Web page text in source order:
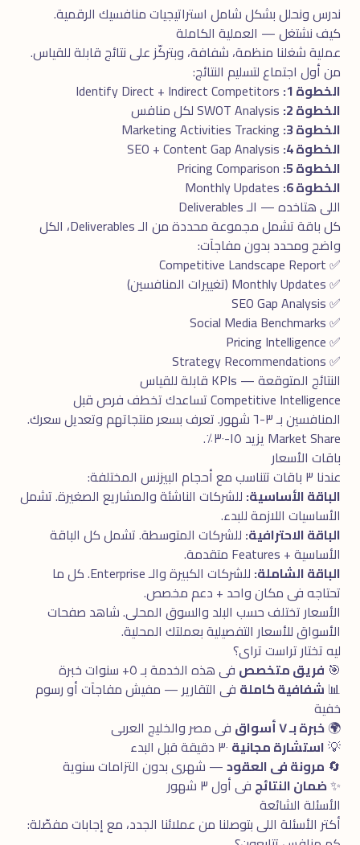
ندرس ونحلل بشكل شامل استراتيجيات منافسيك الرقمية.
كيف نشتغل — العملية الكاملة
عملية شغلنا منظمة، شفافة، وبتركّز على نتائج قابلة للقياس.
من أول اجتماع لتسليم النتائج:
الخطوة 1:
الخطوة 2:
الخطوة 3:
الخطوة 4:
الخطوة 5:
الخطوة 6:
اللى هتاخده — الـ Deliverables
كل باقة تشمل مجموعة محددة من الـ Deliverables، الكل
واضح ومحدد بدون مفاجآت:
✅ Competitive Landscape Report
✅ Monthly Updates (تغييرات المنافسين)
✅ SEO Gap Analysis
✅ Social Media Benchmarks
✅ Pricing Intelligence
✅ Strategy Recommendations
النتائج المتوقعة — KPIs قابلة للقياس
Competitive Intelligence تساعدك تخطف فرص قبل
المنافسين بـ ٣-٦ شهور. تعرف بسعر منتجاتهم وتعديل سعرك.
Market Share يزيد ١٥-٣٠٪.
باقات الأسعار
عندنا ٣ باقات تتناسب مع أحجام البيزنس المختلفة:
الباقة الأساسية: للشركات الناشئة والمشاريع الصغيرة. تشمل
الأساسيات اللازمة للبدء.
الباقة الاحترافية: للشركات المتوسطة. تشمل كل الباقة
الأساسية + Features متقدمة.
الباقة الشاملة:
للشركات الكبيرة والـ Enterprise. كل ما
تحتاجه فى مكان واحد + دعم مخصص.
الأسعار تختلف حسب البلد والسوق المحلى. شاهد صفحات
الأسواقللأسعار التفصيلية بعملتك المحلية.
ليه تختار تراست تراى؟
🎯 فريق متخصص فى هذه الخدمة بـ ٥+ سنوات خبرة
📊 شفافية كاملة فى التقارير — مفيش مفاجآت أو رسوم
خفية
🌍خبرة بـ ٧ أسواق
فى مصر والخليج العربى
💡استشارة مجانية
🔄 مرونة فى العقود— شهرى بدون التزامات سنوية
✨ضمان النتائج فى أول ٣ شهور
الأسئلة الشائعة
أكتر الأسئلة اللى بتوصلنا من عملائنا الجدد، مع إجابات مفصّلة: